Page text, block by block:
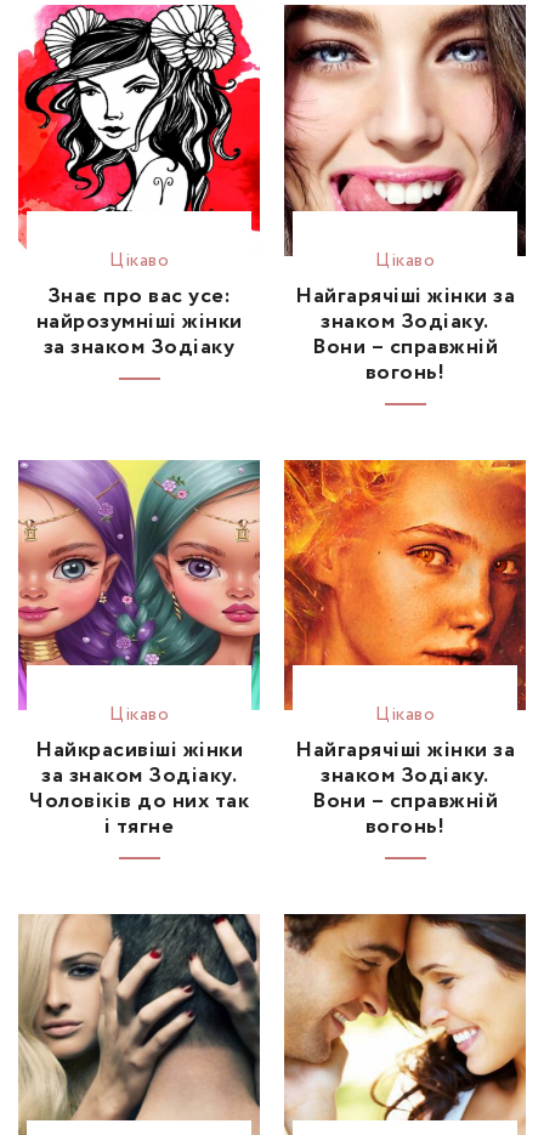
Цікаво
Знає про вас усе:
найрозумніші жінки
за знаком Зодіаку
Цікаво
Найгарячіші жінки за
знаком Зодіаку.
Вони – справжній
вогонь!
Цікаво
Найкрасивіші жінки
за знаком Зодіаку.
Чоловіків до них так
і тягне
Цікаво
Найгарячіші жінки за
знаком Зодіаку.
Вони – справжній
вогонь!